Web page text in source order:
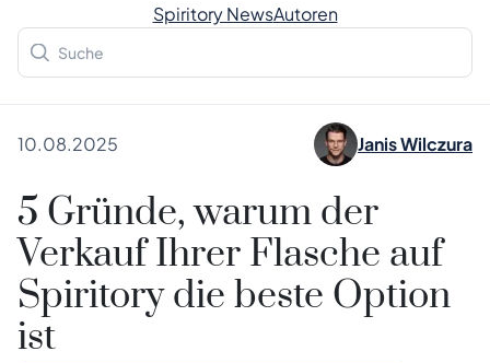
Spiritory NewsAutoren
10.08.2025 Janis Wilczura
5 Gründe, warum der
Verkauf Ihrer Flasche auf
Spiritory die beste Option
ist